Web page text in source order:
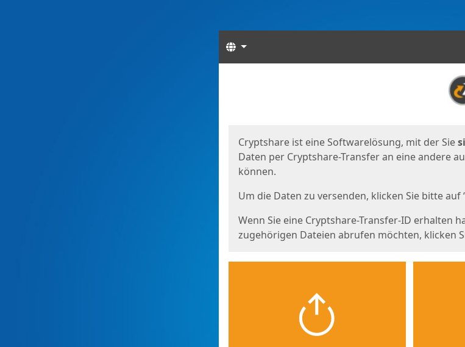
Sprachen
Cryptshare ist eine Softwarelösung, mit der Sie
Daten per Cryptshare-Transfer an eine andere
können.
Um die Daten zu versenden, klicken Sie bitte auf
Wenn Sie eine Cryptshare-Transfer-ID erhalten
zugehörigen Dateien abrufen möchten, klicken